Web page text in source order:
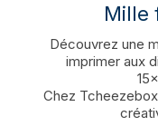
Mille
Découvrez une
imprimer aux
Chez